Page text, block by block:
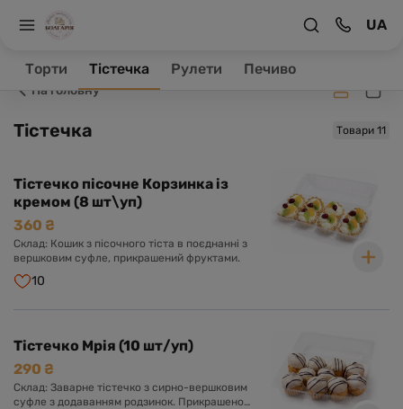
UA
Торти Тістечка Рулети Печиво
Заклад зачинено, ваше замовлення буде оброблене в
На головну
Тістечка Товари 11
Тістечко пісочне Корзинка із
кремом (8 шт\уп)
360 ₴
Склад: Кошик з пісочного тіста в поєднанні з
вершковим суфле, прикрашений фруктами.
10
Тістечко Мрія (10 шт/уп)
290 ₴
Склад: Заварне тістечко з сирно-вершковим
суфле з додаванням родзинок. Прикрашено